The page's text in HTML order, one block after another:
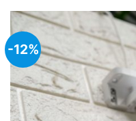
-12%